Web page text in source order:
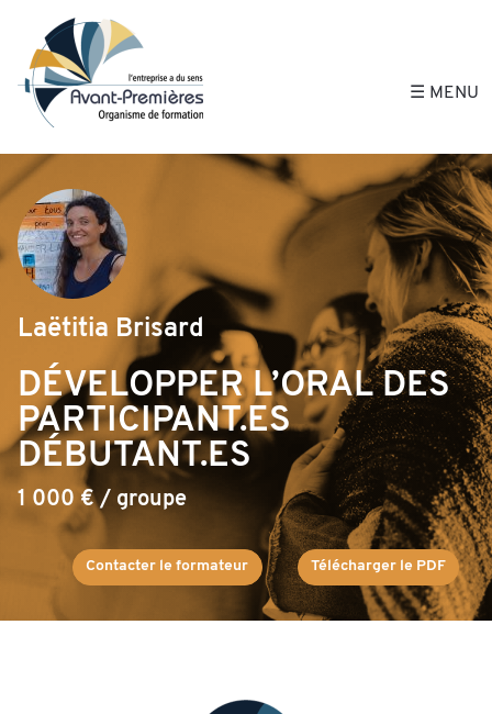
☰ MENU
Laëtitia Brisard
DÉVELOPPER L’ORAL DES
PARTICIPANT.ES
DÉBUTANT.ES
1 000 € / groupe
Contacter le formateur Télécharger le PDF